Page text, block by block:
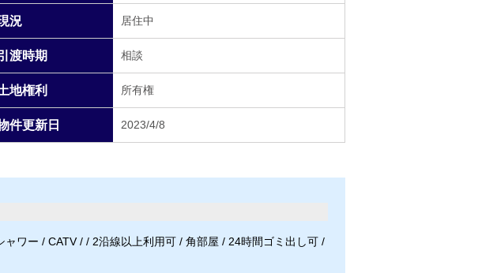
況 居住中
渡時期 相談
地権利 所有権
件更新日 2023/4/8
ワー / CATV / / 2沿線以上利用可 / 角部屋 / 24時間ゴミ出し可 /